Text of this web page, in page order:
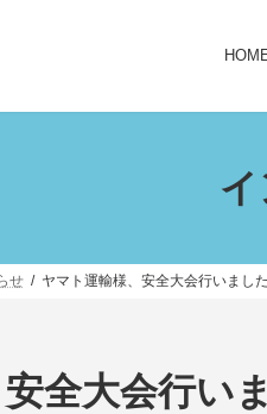
せ ヤマト運輸様、安全大会行いまし
全大会行い